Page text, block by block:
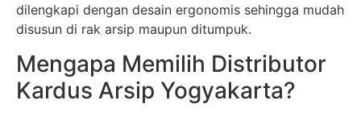
dilengkapi dengan desain ergonomis sehingga mudah
disusun di rak arsip maupun ditumpuk.
Mengapa Memilih Distributor
Kardus Arsip Yogyakarta?